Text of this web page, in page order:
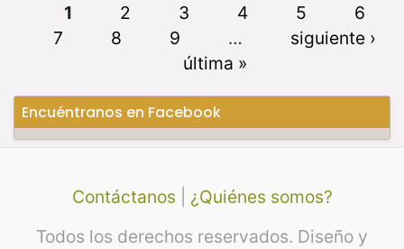
1 2 3 4 5
6
7
8 9 …
siguiente ›
última »
Encuéntranos en Facebook
Contáctanos
¿Quiénes somos?
Todos los derechos reservados. Diseño y